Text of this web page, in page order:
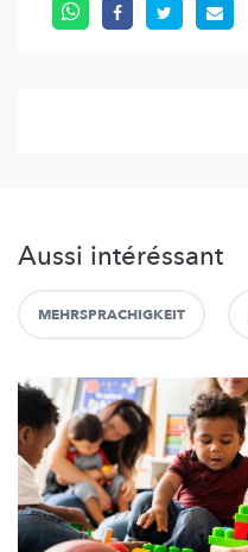
Aussi intéréssant
MEHRSPRACHIGKEIT